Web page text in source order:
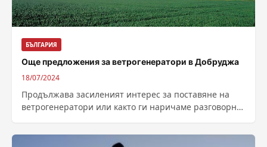
БЪЛГАРИЯ
Още предложения за ветрогенератори в Добруджа
18/07/2024
Продължава засиленият интерес за поставяне на
ветрогенератори или както ги наричаме разговорно